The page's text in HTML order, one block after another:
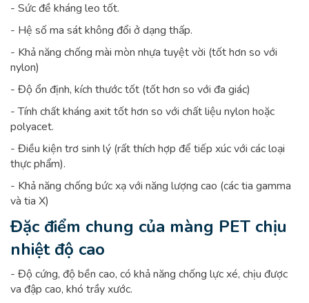
- Sức đề kháng leo tốt.
- Hệ số ma sát không đổi ở dạng thấp.
- Khả năng chống mài mòn nhựa tuyệt vời (tốt hơn so với
nylon)
- Độ ổn định, kích thước tốt (tốt hơn so với đa giác)
- Tính chất kháng axit tốt hơn so với chất liệu nylon hoặc
polyacet.
- Điều kiện trơ sinh lý (rất thích hợp để tiếp xúc với các loại
thực phẩm).
- Khả năng chống bức xạ với năng lượng cao (các tia gamma
và tia X)
Đặc điểm chung của màng PET chịu
nhiệt độ cao
- Độ cứng, độ bền cao, có khả năng chống lực xé, chịu được
va đập cao, khó trầy xước.